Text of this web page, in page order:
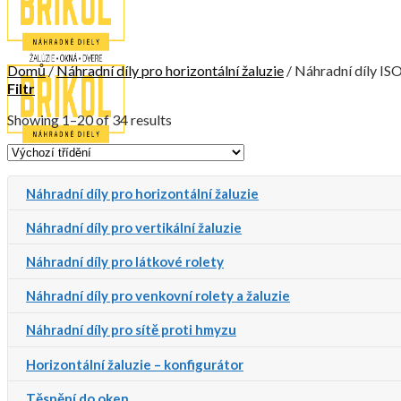
Menu
Domů/Náhradní díly pro horizontální žaluzie / Náhradní díly
Filtr
Showing 1–20 of 34 results
Náhradní díly pro horizontální žaluzie
Náhradní díly pro vertikální žaluzie
Náhradní díly pro látkové rolety
Náhradní díly pro venkovní rolety a žaluzie
Náhradní díly pro sítě proti hmyzu
Horizontální žaluzie – konfigurátor